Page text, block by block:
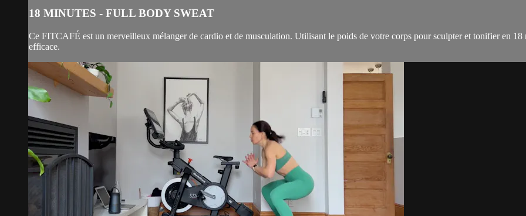
18 MINUTES - FULL BODY SWEAT
Ce FITCAFÉ est un merveilleux mélanger de cardio et de musculation. Utilisant le poids de votre corps pour sculpter et tonifier en
efficace.